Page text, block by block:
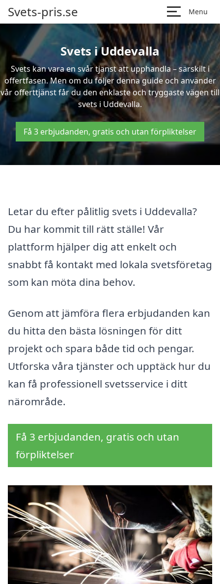
Svets-pris.se Menu
Svets i Uddevalla
Svets kan vara en svår tjänst att upphandla – särskilt i
offertfasen. Men om du följer denna guide och använder
vår offerttjänst får du den enklaste och tryggaste vägen till
svets i Uddevalla.
Få 3 erbjudanden, gratis och utan förpliktelser
Letar du efter pålitlig svets i Uddevalla?
Du har kommit till rätt ställe! Vår
plattform hjälper dig att enkelt och
snabbt få kontakt med lokala svetsföretag
som kan möta dina behov.
Genom att jämföra flera erbjudanden kan
du hitta den bästa lösningen för ditt
projekt och spara både tid och pengar.
Utforska våra tjänster och upptäck hur du
kan få professionell svetsservice i ditt
närområde.
Få 3 erbjudanden, gratis och utan
förpliktelser